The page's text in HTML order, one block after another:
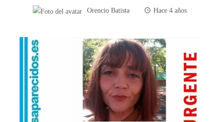
Orencio Batista Hace 4 años